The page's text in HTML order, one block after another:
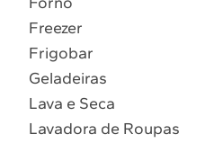
Freezer
Frigobar
Geladeiras
Lava e Seca
Lavadora de Roupas